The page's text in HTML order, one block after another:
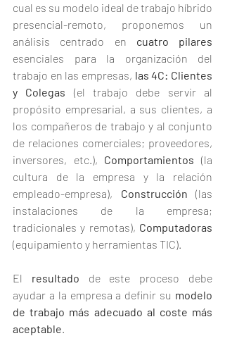
cual es su modelo ideal de trabajo híbrido
presencial-remoto, proponemos un
análisis centrado en
esenciales para la organización del
trabajo en las empresas, las 4C: Clientes
y Colegas (el trabajo debe servir al
propósito empresarial, a sus clientes, a
los compañeros de trabajo y al conjunto
de relaciones comerciales; proveedores,
inversores, etc.), Comportamientos (la
cultura de la empresa y la relación
empleado-empresa), Construcción (las
instalaciones de la empresa;
tradicionales y remotas),
(equipamiento y herramientas TIC).
El resultado de este proceso debe
ayudar a la empresa a definir su modelo
de trabajo más adecuado al coste más
aceptable.